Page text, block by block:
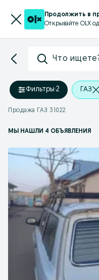
Продолжить в
Открывайте OLX
Что
Фильтры·2 ГАЗ
Продажа ГАЗ 31022
МЫ НАШЛИ 4 ОБЪЯВЛЕНИЯ